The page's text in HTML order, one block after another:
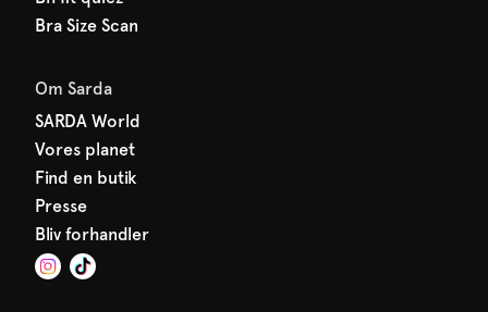
Bra Size Scan
Om Sarda
SARDA World
Vores planet
Find en butik
Presse
Bliv forhandler